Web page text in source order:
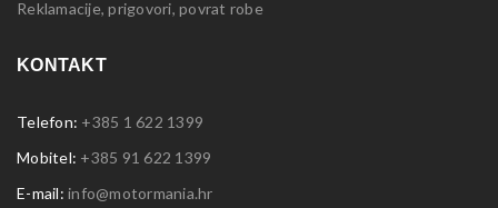
Reklamacije, prigovori, povrat robe
KONTAKT
Telefon: +385 1 622 1399
Mobitel: +385 91 622 1399
E-mail: info@motormania.hr